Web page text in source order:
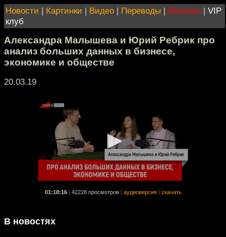
Новости | Картинки | Видео | Переводы | Магазин | VIP
клуб
Александра Малышева и Юрий Ребрик про
анализ больших данных в бизнесе,
экономике и обществе
20.03.19
01:18:16 42228 просмотров аудиоверсия скачать
В новостях